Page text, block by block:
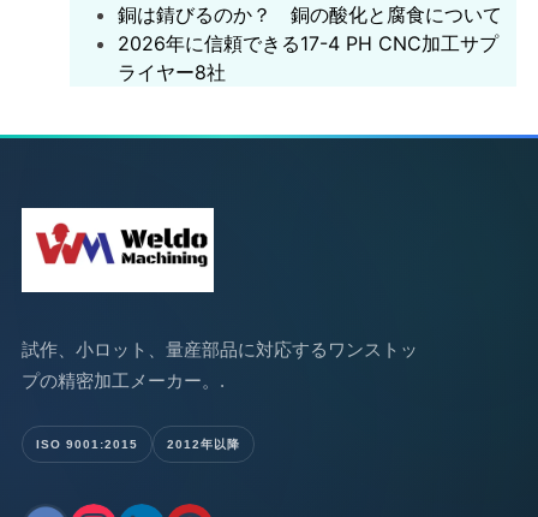
銅は錆びるのか？ 銅の酸化と腐食について
2026年に信頼できる17-4 PH CNC加工サプ
ライヤー8社
試作、小ロット、量産部品に対応するワンストッ
プの精密加工メーカー。.
ISO 9001:2015 2012年以降